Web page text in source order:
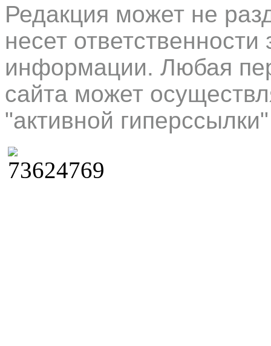
Редакция может не
несет
информации. Любая
сайта может
"активной